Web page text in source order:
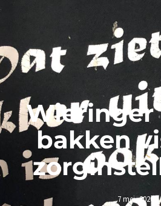
Wieringer
bakken
7 mei, 2020